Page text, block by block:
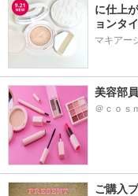
に仕上
ョンタ
マキアー
美容部
＠ｃｏｓ
ご購入